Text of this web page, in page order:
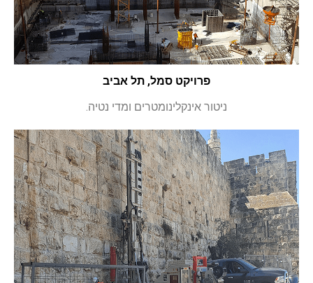
פרויקט סמל, תל אביב
ניטור אינקלינומטרים ומדי נטיה.